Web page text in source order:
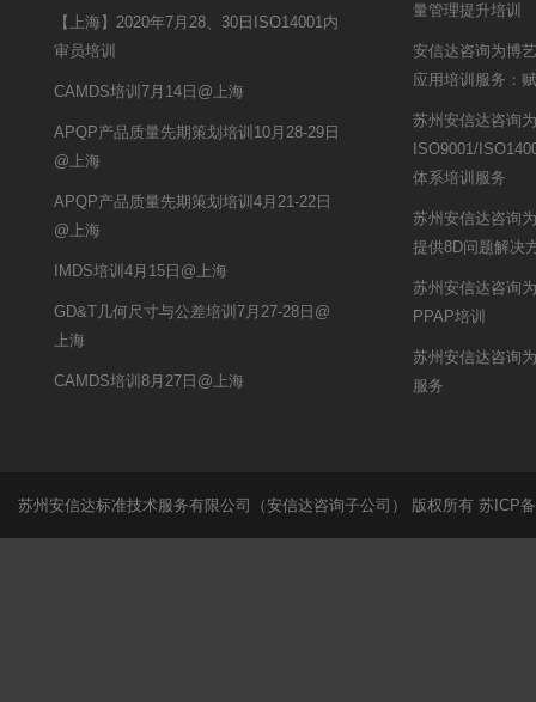
【上海】2020年7月28、30日ISO14001内
审员培训
CAMDS培训7月14日@上海
APQP产品质量先期策划培训10月28-29日
@上海
APQP产品质量先期策划培训4月21-22日
@上海
IMDS培训4月15日@上海
GD&T几何尺寸与公差培训7月27-28日@
上海
CAMDS培训8月27日@上海
量管理提升培训
安信达咨询为博
应用培训服务：
苏州安信达咨询
ISO9001/
体系培训服务
苏州安信达咨询
提供8D问题解决
苏州安信达咨询
PPAP培训
苏州安信达咨询
服务
苏州安信达标准技术服务有限公司（安信达咨询子公司） 版权所有 苏ICP